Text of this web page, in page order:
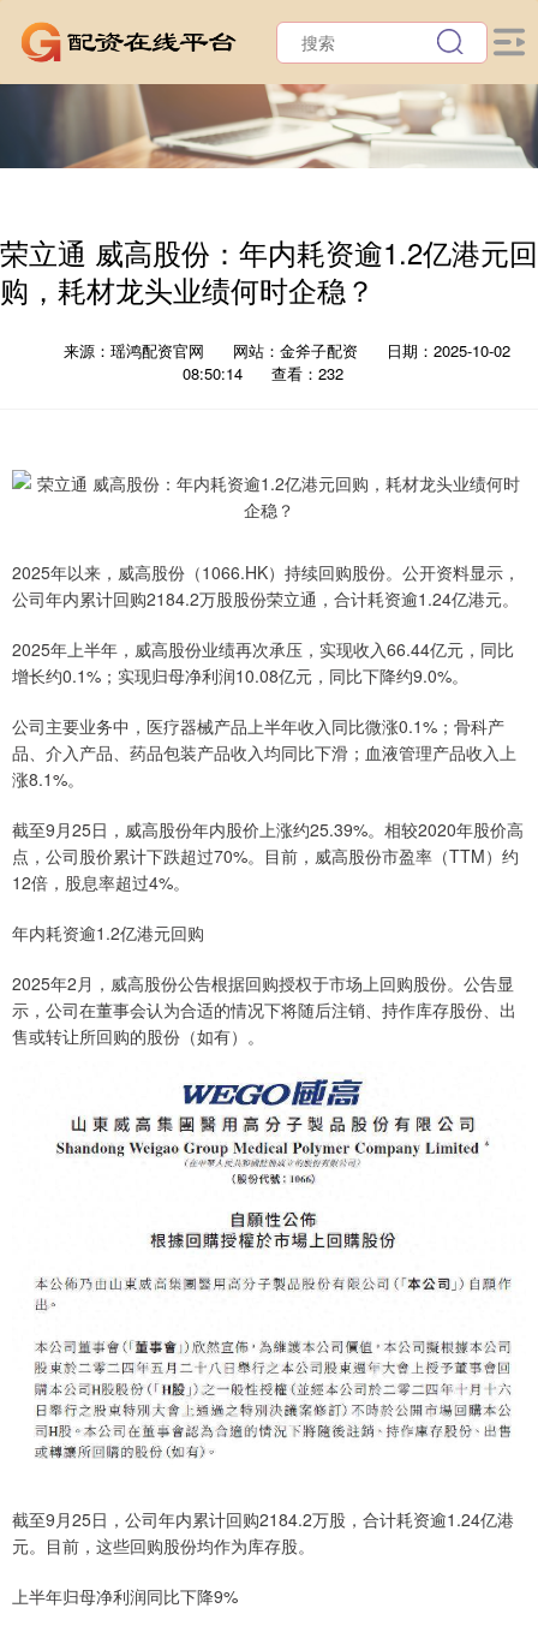
荣立通 威高股份：年内耗资逾1.2亿港元回
购，耗材龙头业绩何时企稳？
来源：瑶鸿配资官网 网站：金斧子配资
日期：2025-10-02
08:50:14
查看：232
2025年以来，威高股份（1066.HK）持续回购股份。公开资料显示，
公司年内累计回购2184.2万股股份荣立通，合计耗资逾1.24亿港元。
2025年上半年，威高股份业绩再次承压，实现收入66.44亿元，同比
增长约0.1%；实现归母净利润10.08亿元，同比下降约9.0%。
公司主要业务中，医疗器械产品上半年收入同比微涨0.1%；骨科产
品、介入产品、药品包装产品收入均同比下滑；血液管理产品收入上
涨8.1%。
截至9月25日，威高股份年内股价上涨约25.39%。相较2020年股价高
点，公司股价累计下跌超过70%。目前，威高股份市盈率（TTM）约
12倍，股息率超过4%。
年内耗资逾1.2亿港元回购
2025年2月，威高股份公告根据回购授权于市场上回购股份。公告显
示，公司在董事会认为合适的情况下将随后注销、持作库存股份、出
售或转让所回购的股份（如有）。
截至9月25日，公司年内累计回购2184.2万股，合计耗资逾1.24亿港
元。目前，这些回购股份均作为库存股。
上半年归母净利润同比下降9%